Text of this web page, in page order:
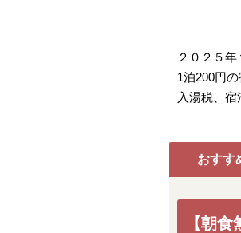
２０２５
1泊200円
入湯税、宿
おすす
【朝